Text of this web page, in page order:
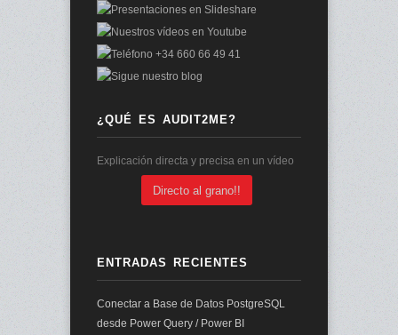
¿QUÉ ES AUDIT2ME?
Explicación directa y precisa en un vídeo
Directo al grano!!
ENTRADAS RECIENTES
Conectar a Base de Datos PostgreSQL
desde Power Query / Power BI